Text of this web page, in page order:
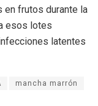
en frutos durante la
esos lotes
latentes
mancha marrón